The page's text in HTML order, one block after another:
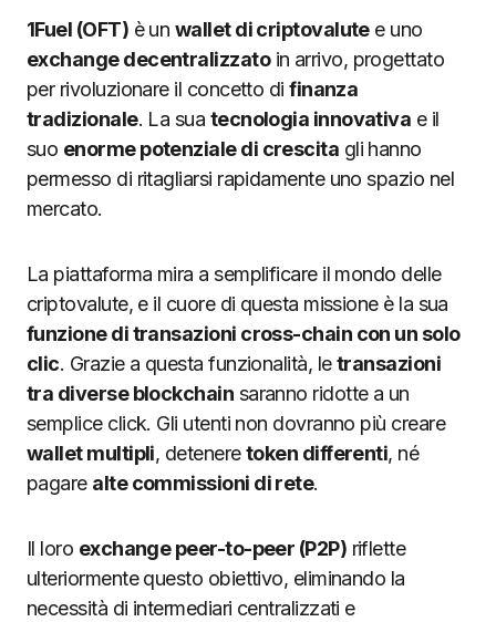
1Fuel (OFT) è un wallet di criptovalutee uno
exchange decentralizzatoin arrivo, progettato
per rivoluzionare il concetto difinanza
tradizionale. La sua tecnologia innovativa e il
suo enorme potenziale di crescita gli hanno
permesso di ritagliarsi rapidamente uno spazio nel
mercato.
La piattaforma mira a semplificare il mondo delle
criptovalute, e il cuore di questa missione è la sua
funzione di transazioni cross-chain con un solo
clic. Grazie a questa funzionalità, letransazioni
tra diverse blockchain saranno ridotte a un
semplice click. Gli utenti non dovranno più creare
wallet multipli, deteneretoken differenti, né
pagare alte commissioni di rete.
Il loro exchange peer-to-peer (P2P) riflette
ulteriormente questo obiettivo, eliminando la
necessità di intermediari centralizzati e